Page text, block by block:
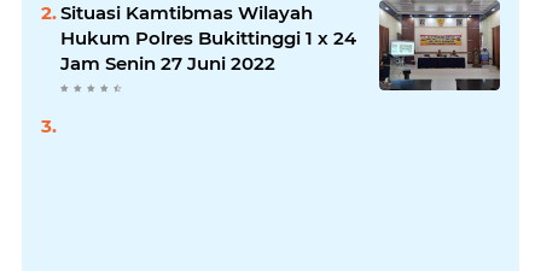
Situasi Kamtibmas Wilayah
Hukum Polres Bukittinggi 1 x 24
Jam Senin 27 Juni 2022